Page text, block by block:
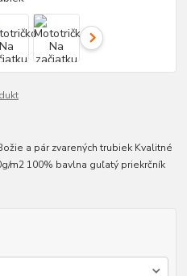
a pár zvarených trubiek Kvalitné
m2 100% bavlna guľatý priekrčník